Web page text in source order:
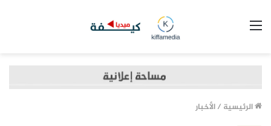
الرئيسية /الأخبار